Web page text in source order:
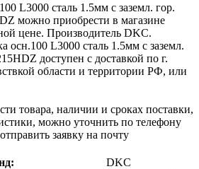
L3000 сталь 1.5мм с заземл. гор.
можно приобрести в магазине
цене. Производитель DKC.
осн.100 L3000 сталь 1.5мм с заземл.
доступен с доставкой по г.
области и территории РФ, или
товара, наличии и сроках поставки,
можно уточнить по телефону
заявку на почту
DKC